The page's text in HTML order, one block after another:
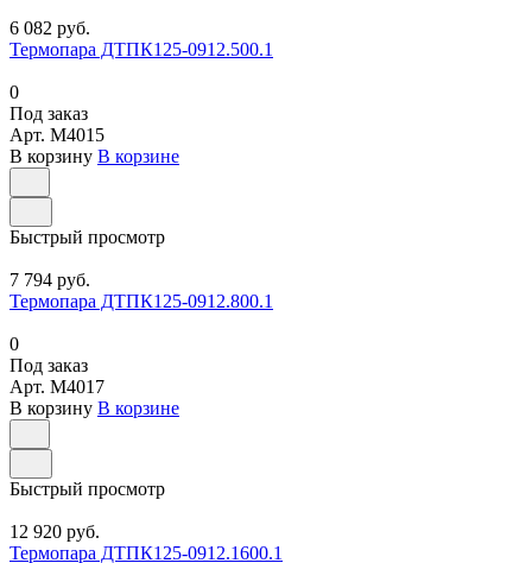
6 082 руб.
Термопара ДТПК125-0912.500.1
0
Под заказ
Арт. M4015
В корзину В корзине
Быстрый просмотр
7 794 руб.
Термопара ДТПК125-0912.800.1
0
Под заказ
Арт. M4017
В корзину В корзине
Быстрый просмотр
12 920 руб.
Термопара ДТПК125-0912.1600.1